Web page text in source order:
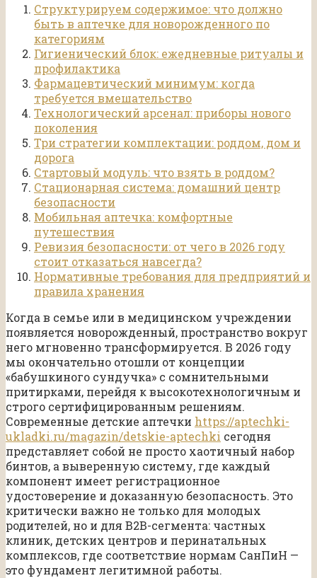
Структурируем содержимое: что должно
быть в аптечке для новорожденного по
категориям
Гигиенический блок: ежедневные ритуалы и
профилактика
Фармацевтический минимум: когда
требуется вмешательство
Технологический арсенал: приборы нового
поколения
Три стратегии комплектации: роддом, дом и
дорога
Стартовый модуль: что взять в роддом?
Стационарная система: домашний центр
безопасности
Мобильная аптечка: комфортные
путешествия
Ревизия безопасности: от чего в 2026 году
стоит отказаться навсегда?
Нормативные требования для предприятий и
правила хранения
Когда в семье или в медицинском учреждении
появляется новорожденный, пространство вокруг
него мгновенно трансформируется. В 2026 году
мы окончательно отошли от концепции
«бабушкиного сундучка» с сомнительными
притирками, перейдя к высокотехнологичным и
строго сертифицированным решениям.
Современные детские аптечки https://aptechki-
ukladki.ru/magazin/detskie-aptechki сегодня
представляет собой не просто хаотичный набор
бинтов, а выверенную систему, где каждый
компонент имеет регистрационное
удостоверение и доказанную безопасность. Это
критически важно не только для молодых
родителей, но и для B2B-сегмента: частных
клиник, детских центров и перинатальных
комплексов, где соответствие нормам СанПиН —
это фундамент легитимной работы.